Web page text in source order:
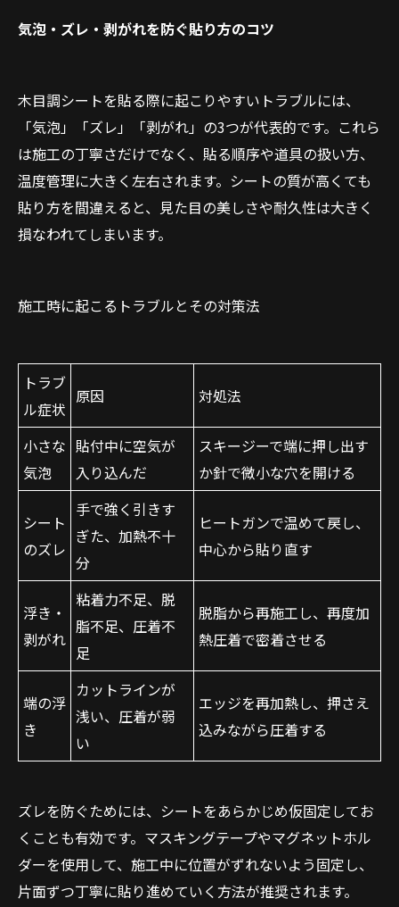
気泡・ズレ・剥がれを防ぐ貼り方のコツ
木目調シートを貼る際に起こりやすいトラブルには、
「気泡」「ズレ」「剥がれ」の3つが代表的です。これら
は施工の丁寧さだけでなく、貼る順序や道具の扱い方、
温度管理に大きく左右されます。シートの質が高くても
貼り方を間違えると、見た目の美しさや耐久性は大きく
損なわれてしまいます。
施工時に起こるトラブルとその対策法
トラブ
ル症状
原因 対処法
小さな
気泡
貼付中に空気が
入り込んだ
スキージーで端に押し出す
か針で微小な穴を開ける
シート
のズレ
手で強く引きす
ぎた、加熱不十
分
ヒートガンで温めて戻し、
中心から貼り直す
浮き・
剥がれ
粘着力不足、脱
脂不足、圧着不
足
脱脂から再施工し、再度加
熱圧着で密着させる
端の浮
き
カットラインが
浅い、圧着が弱
い
エッジを再加熱し、押さえ
込みながら圧着する
ズレを防ぐためには、シートをあらかじめ仮固定してお
くことも有効です。マスキングテープやマグネットホル
ダーを使用して、施工中に位置がずれないよう固定し、
片面ずつ丁寧に貼り進めていく方法が推奨されます。